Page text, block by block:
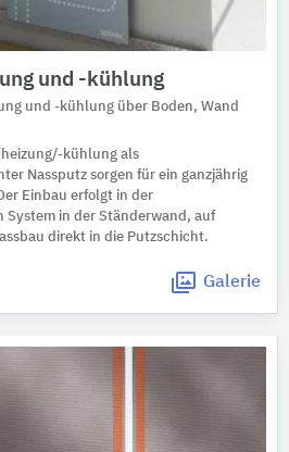
und -kühlung
und -kühlung über Boden, Wand
kühlung als
Nassputz sorgen für ein ganzjährig
Einbau erfolgt in der
System in der Ständerwand, auf
direkt in die Putzschicht.
Galerie